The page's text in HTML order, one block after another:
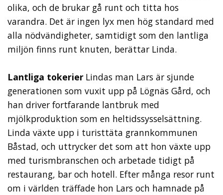
olika, och de brukar gå runt och titta hos
varandra. Det är ingen lyx men hög standard med
alla nödvändigheter, samtidigt som den lantliga
miljön finns runt knuten, berättar Linda.
Lantliga tokerier Lindas man Lars är sjunde
generationen som vuxit upp på Lögnäs Gård, och
han driver fortfarande lantbruk med
mjölkproduktion som en heltidssysselsättning.
Linda växte upp i turisttäta grannkommunen
Båstad, och uttrycker det som att hon växte upp
med turismbranschen och arbetade tidigt på
restaurang, bar och hotell. Efter många resor runt
om i världen träffade hon Lars och hamnade på